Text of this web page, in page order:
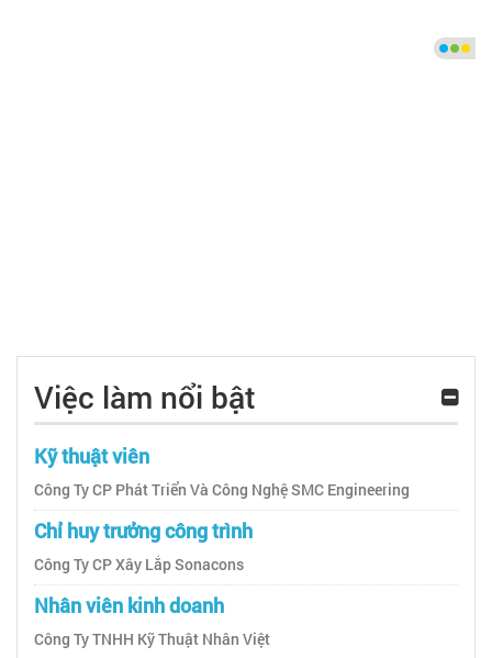
Việc làm nổi bật
Kỹ thuật viên
Công Ty CP Phát Triển Và Công Nghệ SMC Engineering
Chỉ huy trưởng công trình
Công Ty CP Xây Lắp Sonacons
Nhân viên kinh doanh
Công Ty TNHH Kỹ Thuật Nhân Việt